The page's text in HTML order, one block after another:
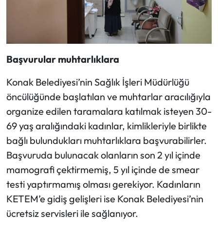
Başvurular muhtarlıklara
Konak Belediyesi’nin Sağlık İşleri Müdürlüğü
öncülüğünde başlatılan ve muhtarlar aracılığıyla
organize edilen taramalara katılmak isteyen 30-
69 yaş aralığındaki kadınlar, kimlikleriyle birlikte
bağlı bulundukları muhtarlıklara başvurabilirler.
Başvuruda bulunacak olanların son 2 yıl içinde
mamografi çektirmemiş, 5 yıl içinde de smear
testi yaptırmamış olması gerekiyor. Kadınların
KETEM’e gidiş gelişleri ise Konak Belediyesi’nin
ücretsiz servisleri ile sağlanıyor.